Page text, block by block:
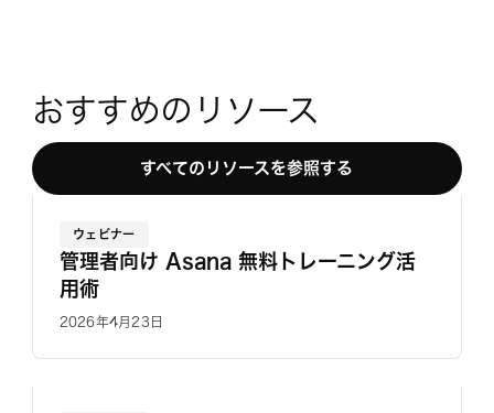
おすすめのリソース
すべてのリソースを参照する
ウェビナー
管理者向け Asana 無料トレーニング活
用術
2026年4月23日